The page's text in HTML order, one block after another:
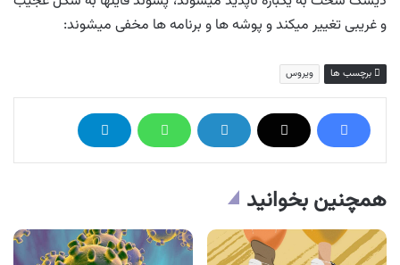
و غریبی تغییر میکند و پوشه ها و برنامه ها مخفی میشوند:
برچسب ها ویروس
همچنین بخوانید